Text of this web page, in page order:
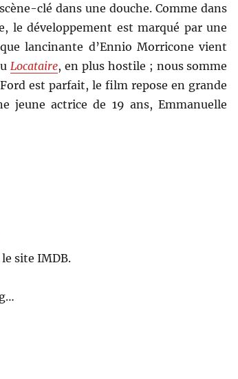
clé dans une douche. Comme dans
le développement est marqué par une
lancinante d’Ennio Morricone vient
Locataire, en plus hostile ; nous somme
est parfait, le film repose en grande
jeune actrice de 19 ans, Emmanuelle
site IMDB.